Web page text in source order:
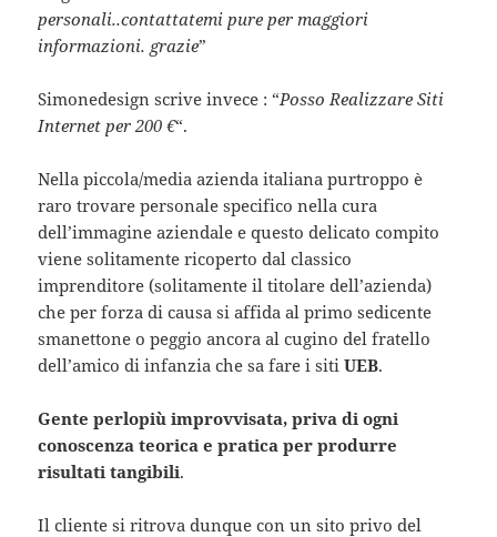
personali..contattatemi pure per maggiori
informazioni. grazie”
Simonedesign scrive invece : “Posso Realizzare Siti
Internet per 200 €“.
Nella piccola/media azienda italiana purtroppo è
raro trovare personale specifico nella cura
dell’immagine aziendale e questo delicato compito
viene solitamente ricoperto dal classico
imprenditore (solitamente il titolare dell’azienda)
che per forza di causa si affida al primo sedicente
smanettone o peggio ancora al cugino del fratello
dell’amico di infanzia che sa fare i sitiUEB.
Gente perlopiù improvvisata, priva di ogni
conoscenza teorica e pratica per produrre
risultati tangibili.
Il cliente si ritrova dunque con un sito privo del